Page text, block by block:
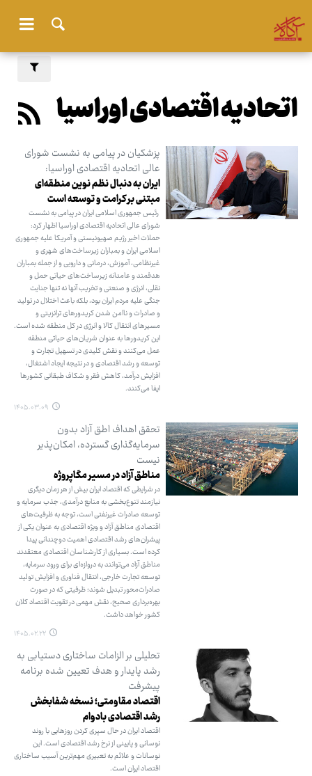
اتحادیه اقتصادی اوراسیا
پزشکیان در پیامی به نشست شورای
عالی اتحادیه اقتصادی اوراسیا:
ایران به دنبال نظم نوین منطقه‌ای
مبتنی بر کرامت و توسعه است
رئیس‌ جمهوری اسلامی ایران در پیامی به نشست
شورای عالی اتحادیه اقتصادی اوراسیا اظهار کرد:
حملات اخیر رژیم صهیونیستی و آمریکا علیه جمهوری
اسلامی ایران و بمباران زیرساخت‌های شهری و
غیرنظامی، آموزش، درمانی و دارویی و از جمله بمباران
هدفمند و عامدانه زیرساخت‌های حیاتی حمل و
نقلی، انرژی و صنعتی و تخریب آنها نه تنها جنایت
جنگی علیه مردم ایران بود، بلکه باعث اختلال در تولید
و صادرات و ناامن‌ شدن کریدورهای ترانزیتی و
مسیرهای انتقال کالا و انرژی در کل منطقه شده است.
این کریدورها به عنوان شریان‌های حیاتی منطقه
عمل می‌کنند و نقش کلیدی در تسهیل تجارت و
توسعه و رشد اقتصادی و در نتیجه ایجاد اشتغال،
افزایش درآمد، کاهش فقر و شکاف طبقاتی کشورها
ایفا می‌کنند.
۱۴۰۵.۰۳.۰۹
تحقق اهداف اطق آزاد بدون
سرمایه‌گذاری گسترده، امکان‌پذیر
نیست
مناطق آزاد در مسیر مگاپروژه
در شرایطی که اقتصاد ایران بیش از هر زمان دیگری
نیازمند تنوع‌بخشی به منابع درآمدی، جذب سرمایه و
توسعه صادرات غیرنفتی است، توجه به ظرفیت‌های
اقتصادی مناطق آزاد و ویژه اقتصادی به عنوان یکی از
پیشران‌های رشد اقتصادی اهمیت دوچندانی پیدا
کرده است. بسیاری از کارشناسان اقتصادی معتقدند
مناطق آزاد می‌توانند به دروازه‌ای برای ورود سرمایه،
توسعه تجارت خارجی، انتقال فناوری و افزایش تولید
صادرات‌محور تبدیل شوند؛ ظرفیتی که در صورت
بهره‌برداری صحیح، نقش مهمی در تقویت اقتصاد کلان
کشور خواهد داشت.
۱۴۰۵.۰۲.۲۲
تحلیلی بر الزامات ساختاری دستیابی به
رشد پایدار و هدف تعیین شده برنامه
پیشرفت
اقتصاد مقاومتی؛ نسخه شفابخش
رشد اقتصادی بادوام
اقتصاد ایران در حال سپری کردن روزهایی با روند
نوسانی و پایینی از نرخ رشد اقتصادی است. این
نوسانات و علائم به تعبیری مهم‌ترین آسیب ساختاری
اقتصاد ایران است.